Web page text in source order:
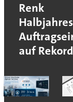
Renk
auf